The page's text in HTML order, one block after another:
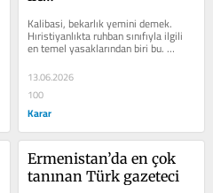
Kalibasi, bekarlık yemini demek.
Hıristiyanlıkta ruhban sınıfıyla ilgili
en temel yasaklarından biri bu.
Ermeni Kilisesi’nde de bazı...
13.06.2026
100
Karar
Ermenistan’da en çok
tanınan Türk gazeteci